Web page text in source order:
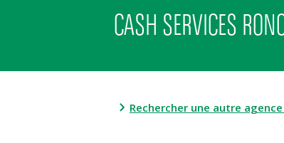
CASH SERVICES
Rechercher une autre